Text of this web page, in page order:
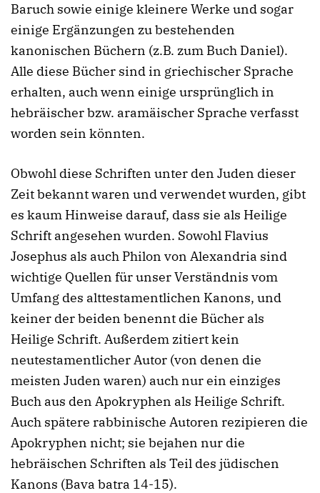
Baruch sowie einige kleinere Werke und sogar
einige Ergänzungen zu bestehenden
kanonischen Büchern (z.B. zum Buch Daniel).
Alle diese Bücher sind in griechischer Sprache
erhalten, auch wenn einige ursprünglich in
hebräischer bzw. aramäischer Sprache verfasst
worden sein könnten.
Obwohl diese Schriften unter den Juden dieser
Zeit bekannt waren und verwendet wurden, gibt
es kaum Hinweise darauf, dass sie als Heilige
Schrift angesehen wurden. Sowohl Flavius
Josephus als auch Philon von Alexandria sind
wichtige Quellen für unser Verständnis vom
Umfang des alttestamentlichen Kanons, und
keiner der beiden benennt die Bücher als
Heilige Schrift. Außerdem zitiert kein
neutestamentlicher Autor (von denen die
meisten Juden waren) auch nur ein einziges
Buch aus den Apokryphen als Heilige Schrift.
Auch spätere rabbinische Autoren rezipieren die
Apokryphen nicht; sie bejahen nur die
hebräischen Schriften als Teil des jüdischen
Kanons (Bava batra 14-15).